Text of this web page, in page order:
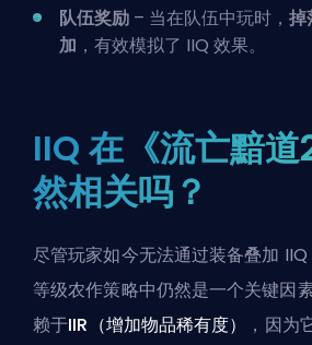
队伍奖励 – 当在队伍中玩时， 掉
加 ，有效模拟了 IIQ 效果。
IIQ 在《流亡黯道
然相关吗？
尽管玩家如今无法通过装备叠加
等级农作策略中仍然是一个关键因
赖于IIR（增加物品稀有度）
，因为